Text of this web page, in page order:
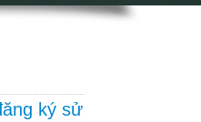
ký sử